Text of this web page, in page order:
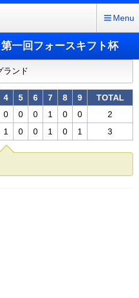
Menu
一回フォースキフト杯
ランド
4 5 6 7 8 9
TOTAL
0 0 0 1 0 0
2
1 0 0 1 0 1 3